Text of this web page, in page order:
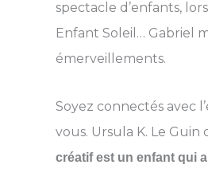
spectacle d’enfants,
Enfant Soleil… Gabriel
émerveillements.
Soyez connectés avec
vous. Ursula K. Le Guin
créatif est un enfant qui